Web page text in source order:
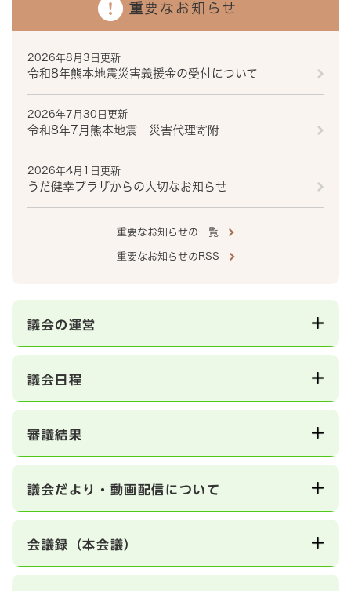
重要なお知らせ
2026年8月3日更新
令和8年熊本地震災害義援金の受付について
2026年7月30日更新
令和8年7月熊本地震 災害代理寄附
2026年4月1日更新
うだ健幸プラザからの大切なお知らせ
重要なお知らせの一覧
重要なお知らせのRSS
議会の運営
議会日程
審議結果
議会だより・動画配信について
会議録（本会議）